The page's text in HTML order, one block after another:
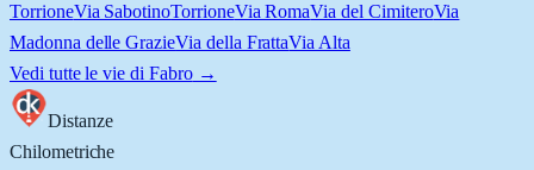
TorrioneVia SabotinoTorrioneVia RomaVia del CimiteroVia
Madonna delle GrazieVia della FrattaVia Alta
Vedi tutte le vie di Fabro→
Distanze
Chilometriche